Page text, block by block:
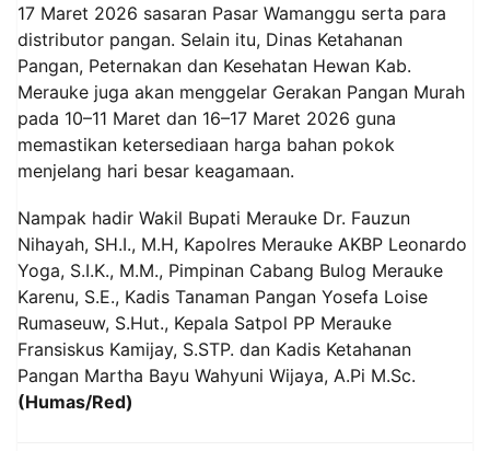
17 Maret 2026 sasaran Pasar Wamanggu serta para
distributor pangan. Selain itu, Dinas Ketahanan
Pangan, Peternakan dan Kesehatan Hewan Kab.
Merauke juga akan menggelar Gerakan Pangan Murah
pada 10–11 Maret dan 16–17 Maret 2026 guna
memastikan ketersediaan harga bahan pokok
menjelang hari besar keagamaan.
Nampak hadir Wakil Bupati Merauke Dr. Fauzun
Nihayah, SH.I., M.H, Kapolres Merauke AKBP Leonardo
Yoga, S.I.K., M.M., Pimpinan Cabang Bulog Merauke
Karenu, S.E., Kadis Tanaman Pangan Yosefa Loise
Rumaseuw, S.Hut., Kepala Satpol PP Merauke
Fransiskus Kamijay, S.STP. dan Kadis Ketahanan
Pangan Martha Bayu Wahyuni Wijaya, A.Pi M.Sc.
(Humas/Red)